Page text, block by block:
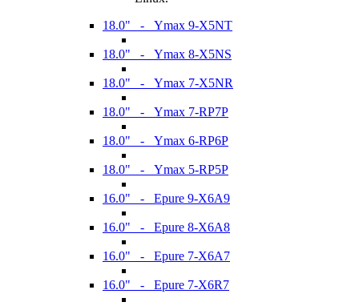
18.0" - Ymax 9-X5NT
18.0" - Ymax 8-X5NS
18.0" - Ymax 7-X5NR
18.0" - Ymax 7-RP7P
18.0" - Ymax 6-RP6P
18.0" - Ymax 5-RP5P
16.0" - Epure 9-X6A9
16.0" - Epure 8-X6A8
16.0" - Epure 7-X6A7
16.0" - Epure 7-X6R7